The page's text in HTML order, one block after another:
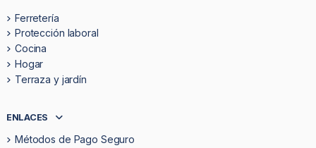
Ferretería
Protección laboral
Cocina
Hogar
Terraza y jardín
ENLACES
Métodos de Pago Seguro